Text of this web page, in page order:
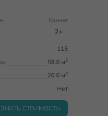
Комнат
2+
115
59.8 м2
26.6 м2
Нет
СТОИМОСТЬ